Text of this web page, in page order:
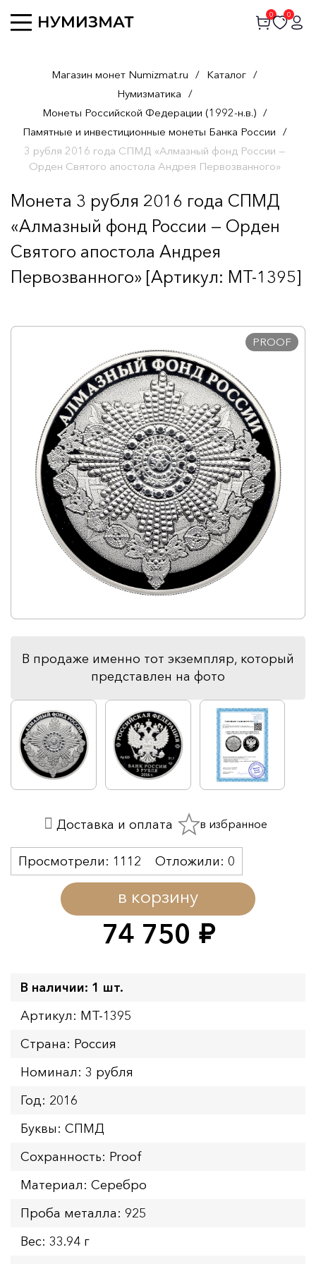
0 0
Магазин монет Numizmat.ru / Каталог /
Нумизматика /
Монеты Российской Федерации (1992-н.в.) /
Памятные и инвестиционные монеты Банка России /
3 рубля 2016 года СПМД «Алмазный фонд России —
Орден Святого апостола Андрея Первозванного»
Монета 3 рубля 2016 года СПМД
«Алмазный фонд России — Орден
Святого апостола Андрея
Первозванного» [Артикул: MT-1395]
PROOF
В продаже именно тот экземпляр, который
представлен на фото
74 750 руб.
в корзину
Просмотрели: 1112 Отложили: 0
Доставка и оплата в избранное
В наличии: 1 шт.
Артикул: MT-1395
Страна: Россия
Номинал: 3 рубля
Год: 2016
Буквы: СПМД
Сохранность: Proof
Материал: Серебро
Проба металла: 925
Вес: 33.94 г